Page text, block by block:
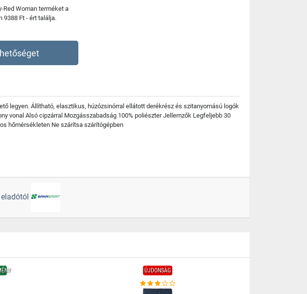
Red Woman terméket a
9388 Ft - ért találja.
legyen. Állítható, elasztikus, húzózsinórral ellátott derékrész és szitanyomású logók
vonal Alsó cipzárral Mozgásszabadság 100% poliészter Jellemzők Legfeljebb 30
hőmérsékleten Ne szárítsa szárítógépben
eladótól
ÚJDONSÁG